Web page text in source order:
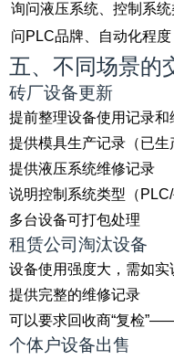
询问液压系统、控制系统
问PLC品牌、自动化程度
五、不同场景的
砖厂设备更新
提前整理设备使用记录和
提供模具生产记录（已生
提供液压系统维修记录
说明控制系统类型（PLC/
多台设备可打包处理
租赁公司淘汰设备
设备使用强度大，需如实
提供完整的维修记录
可以要求回收商“复检
个体户设备出售